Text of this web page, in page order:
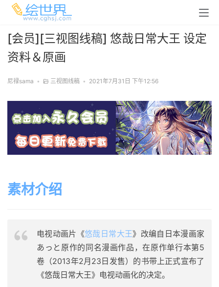
[会员][三视图线稿] 悠哉日常大王 设定
资料＆原画
尼禄sama • 三视图线稿 • 2021年7月31日 下午12:56
素材介绍
电视动画片《悠哉日常大王》改编自日本漫画家
あっと原作的同名漫画作品，在原作单行本第5
卷（2013年2月23日发售）的书带上正式宣布了
《悠哉日常大王》电视动画化的决定。